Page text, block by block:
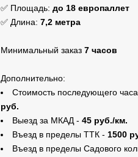
✅ Площадь: до 18 европаллет
✅ Длина: 7,2 метра
Минимальный заказ 7 часов
Дополнительно:
Стоимость последующего
руб.
Выезд за МКАД - 45 руб./км.
Въезд в пределы ТТК - 1500
Въезд в пределы Садового